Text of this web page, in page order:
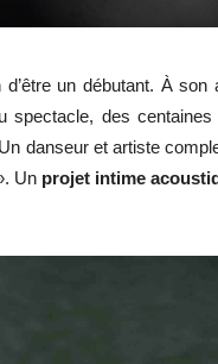
d’être un débutant. À
spectacle, des
danseur et artiste
Un projet intime